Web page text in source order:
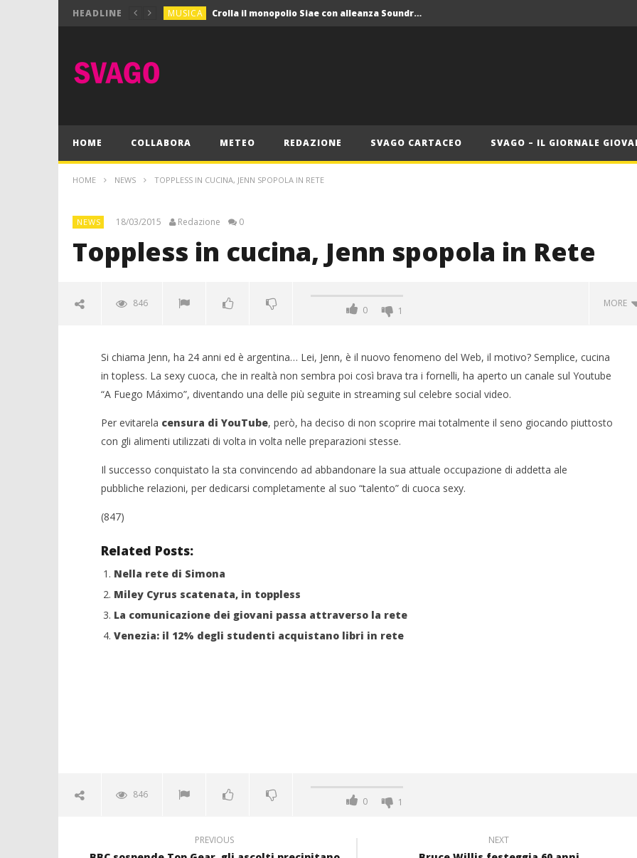
HEADLINE MUSICA Crolla il monopolio Siae con alleanza Soundreef – LEA
MUSICA Crolla il monopolio Siae con alleanza Soundreef – LEA
HOME COLLABORA METEO REDAZIONE SVAGO CARTACEO SVAGO – IL GIORNALE
HOME NEWS TOPPLESS IN CUCINA, JENN SPOPOLA IN RETE
NEWS 18/03/2015 Redazione 0
Toppless in cucina, Jenn spopola in Rete
846
0 1
MORE
NOW VIEWING
Toppless in cucina, Jenn spopola
in Rete
18/03/2015
Redazione
Crolla il monopolio Siae con
alleanza Soundreef - LEA
Pink Floyd in mostra a Roma
Si chiama Jenn, ha 24 anni ed è argentina… Lei, Jenn, è il nuovo fenomeno del Web, il motivo? Semplice, cucina
in topless. La sexy cuoca, che in realtà non sembra poi così brava tra i fornelli, ha aperto un canale sul Youtube
“A Fuego Máximo”, diventando una delle più seguite in streaming sul celebre social video.
Per evitarela censura di YouTube, però, ha deciso di non scoprire mai totalmente il seno giocando piuttosto
con gli alimenti utilizzati di volta in volta nelle preparazioni stesse.
Il successo conquistato la sta convincendo ad abbandonare la sua attuale occupazione di addetta ale
pubbliche relazioni, per dedicarsi completamente al suo “talento” di cuoca sexy.
(847)
Related Posts:
Nella rete di Simona
Miley Cyrus scatenata, in toppless
La comunicazione dei giovani passa attraverso la rete
Venezia: il 12% degli studenti acquistano libri in rete
846
0 1
PREVIOUS NEXT